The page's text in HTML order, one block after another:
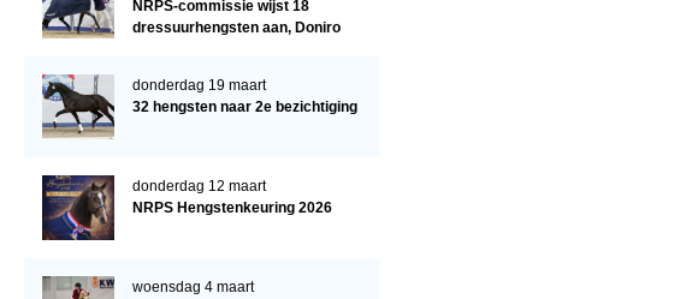
NRPS-commissie wijst 18
dressuurhengsten aan, Doniro
donderdag 19 maart
32 hengsten naar 2e bezichtiging
donderdag 12 maart
NRPS Hengstenkeuring 2026
woensdag 4 maart